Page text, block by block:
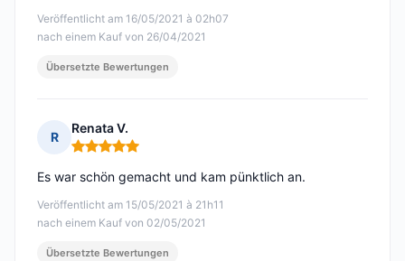
Veröffentlicht am 16/05/2021 à 02h07
nach einem Kauf von 26/04/2021
Übersetzte Bewertungen
R
Renata V.
Hinweis: 5 von 5
Veröffentlicht am 15/05/2021 à 21h11
nach einem Kauf von 02/05/2021
Es war schön gemacht und kam pünktlich an.
Übersetzte Bewertungen